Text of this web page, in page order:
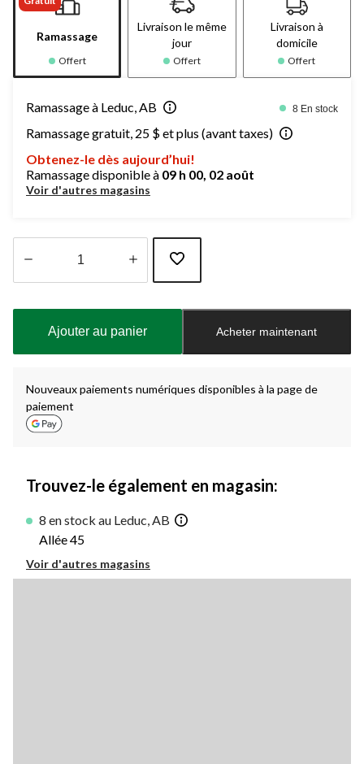
Ramassage
Offert
Livraison le même
jour
Offert
Livraison à
domicile
Offert
Ramassage à Leduc, AB 8 En stock
Ramassage gratuit, 25 $ et plus (avant taxes)
Obtenez-le dès aujourd’hui!
Ramassage disponible à 09 h 00, 02 août
Voir d'autres magasins
à
Ajouter au panier Acheter maintenant
Nouveaux paiements numériques disponibles à la page de
paiement
Trouvez-le également en magasin:
8 en stock au Leduc, AB
Allée 45
Voir d'autres magasins